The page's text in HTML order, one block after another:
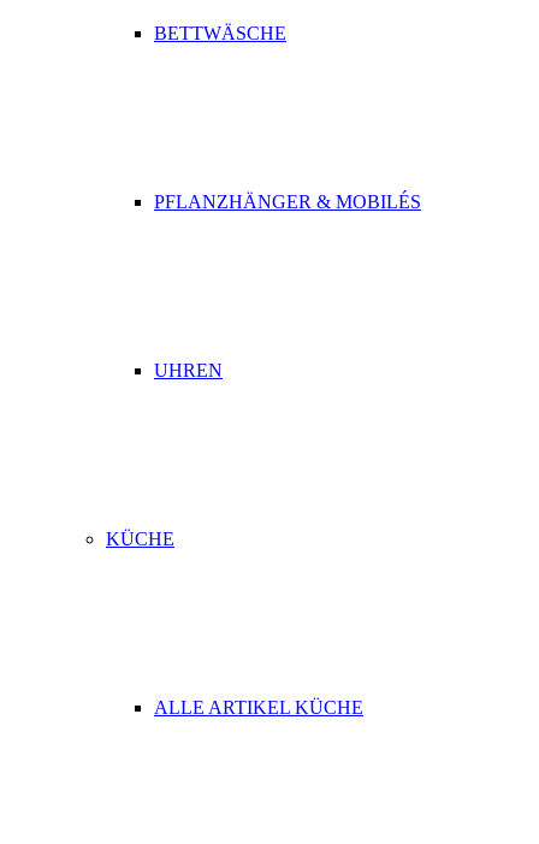
BETTWÄSCHE
PFLANZHÄNGER & MOBILÉS
UHREN
KÜCHE
ALLE ARTIKEL KÜCHE